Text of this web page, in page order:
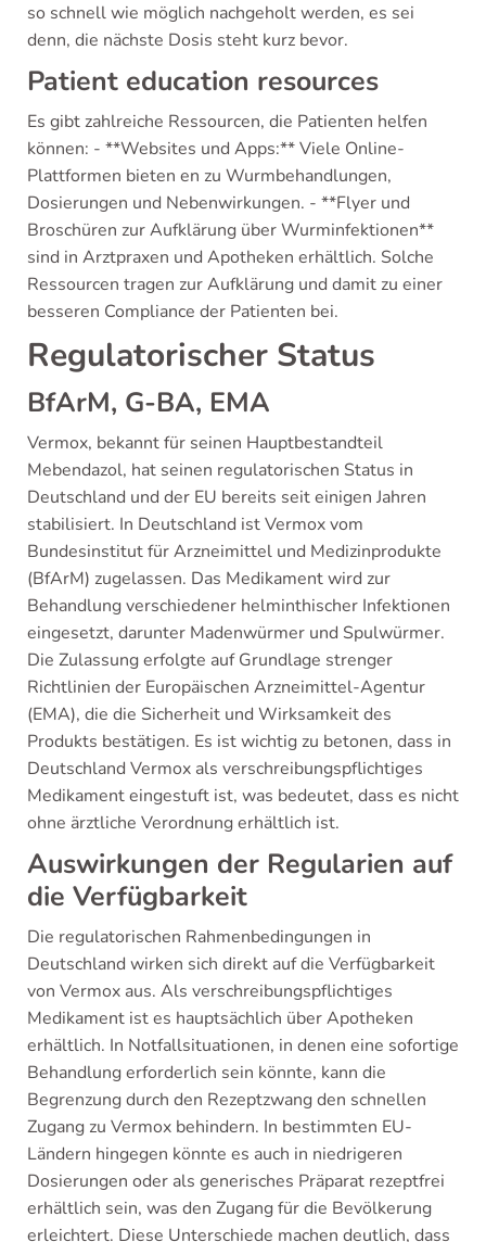
so schnell wie möglich nachgeholt werden, es sei
denn, die nächste Dosis steht kurz bevor.
Patient education resources
Es gibt zahlreiche Ressourcen, die Patienten helfen
können: - **Websites und Apps:** Viele Online-
Plattformen bieten en zu Wurmbehandlungen,
Dosierungen und Nebenwirkungen. - **Flyer und
Broschüren zur Aufklärung über Wurminfektionen**
sind in Arztpraxen und Apotheken erhältlich. Solche
Ressourcen tragen zur Aufklärung und damit zu einer
besseren Compliance der Patienten bei.
Regulatorischer Status
BfArM, G-BA, EMA
Vermox, bekannt für seinen Hauptbestandteil
Mebendazol, hat seinen regulatorischen Status in
Deutschland und der EU bereits seit einigen Jahren
stabilisiert. In Deutschland ist Vermox vom
Bundesinstitut für Arzneimittel und Medizinprodukte
(BfArM) zugelassen. Das Medikament wird zur
Behandlung verschiedener helminthischer Infektionen
eingesetzt, darunter Madenwürmer und Spulwürmer.
Die Zulassung erfolgte auf Grundlage strenger
Richtlinien der Europäischen Arzneimittel-Agentur
(EMA), die die Sicherheit und Wirksamkeit des
Produkts bestätigen. Es ist wichtig zu betonen, dass in
Deutschland Vermox als verschreibungspflichtiges
Medikament eingestuft ist, was bedeutet, dass es nicht
ohne ärztliche Verordnung erhältlich ist.
Auswirkungen der Regularien auf
die Verfügbarkeit
Die regulatorischen Rahmenbedingungen in
Deutschland wirken sich direkt auf die Verfügbarkeit
von Vermox aus. Als verschreibungspflichtiges
Medikament ist es hauptsächlich über Apotheken
erhältlich. In Notfallsituationen, in denen eine sofortige
Behandlung erforderlich sein könnte, kann die
Begrenzung durch den Rezeptzwang den schnellen
Zugang zu Vermox behindern. In bestimmten EU-
Ländern hingegen könnte es auch in niedrigeren
Dosierungen oder als generisches Präparat rezeptfrei
erhältlich sein, was den Zugang für die Bevölkerung
erleichtert. Diese Unterschiede machen deutlich, dass